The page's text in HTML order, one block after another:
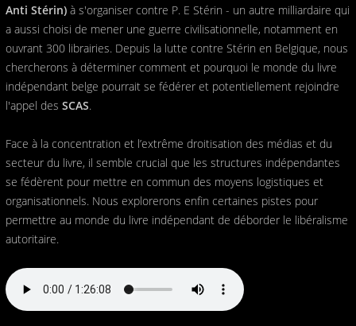
Anti Stérin) à s'organiser contre P. E Stérin - un autre milliardaire qui
a aussi choisi de mener une guerre civilisationnelle, notamment en
ouvrant 300 librairies. Depuis la lutte contre Stérin en Belgique, nous
chercherons à déterminer comment et pourquoi le monde du livre
indépendant belge pourrait se fédérer et potentiellement rejoindre
l'appel des SCAS.
Face à la concentration et l’extrême droitisation des médias et du
secteur du livre, il semble crucial que les structures indépendantes
se fédèrent pour mettre en commun des moyens logistiques et
organisationnels. Nous explorerons enfin certaines pistes pour
permettre au monde du livre indépendant de déborder le libéralisme
autoritaire.